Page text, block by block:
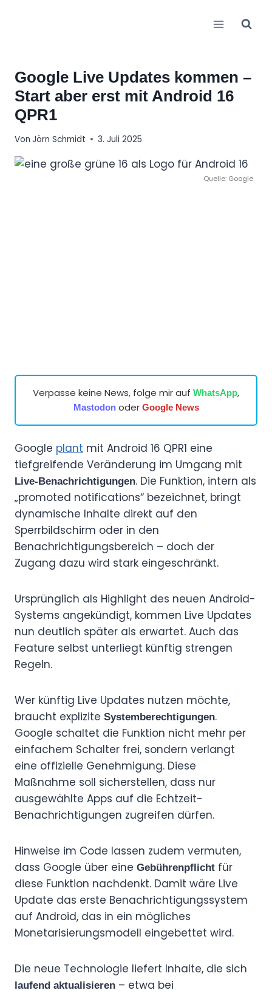
Google Live Updates kommen –
Start aber erst mit Android 16
QPR1
Von Jörn Schmidt 3. Juli 2025
Quelle: Google
Verpasse keine News, folge mir auf WhatsApp,
Mastodonoder Google News
Google plant mit Android 16 QPR1 eine
tiefgreifende Veränderung im Umgang mit
Live-Benachrichtigungen. Die Funktion, intern als
„promoted notifications“ bezeichnet, bringt
dynamische Inhalte direkt auf den
Sperrbildschirm oder in den
Benachrichtigungsbereich – doch der
Zugang dazu wird stark eingeschränkt.
Ursprünglich als Highlight des neuen Android-
Systems angekündigt, kommen Live Updates
nun deutlich später als erwartet. Auch das
Feature selbst unterliegt künftig strengen
Regeln.
Wer künftig Live Updates nutzen möchte,
braucht explizite Systemberechtigungen.
Google schaltet die Funktion nicht mehr per
einfachem Schalter frei, sondern verlangt
eine offizielle Genehmigung. Diese
Maßnahme soll sicherstellen, dass nur
ausgewählte Apps auf die Echtzeit-
Benachrichtigungen zugreifen dürfen.
Hinweise im Code lassen zudem vermuten,
dass Google über eine Gebührenpflicht für
diese Funktion nachdenkt. Damit wäre Live
Update das erste Benachrichtigungssystem
auf Android, das in ein mögliches
Monetarisierungsmodell eingebettet wird.
Die neue Technologie liefert Inhalte, die sich
laufend aktualisieren – etwa bei